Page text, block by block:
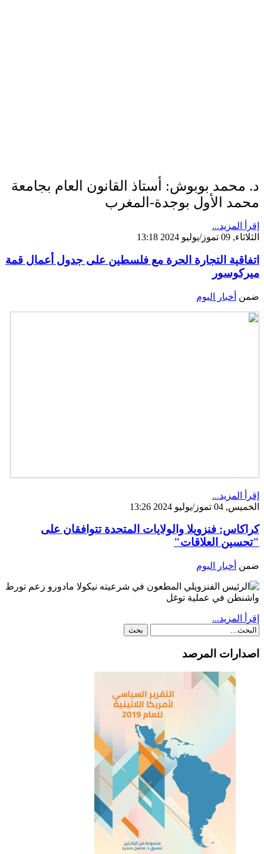
د. محمد بوبوش: أستاذ القانون العام بجامعة
محمد الأول بوجدة-المغرب
إقرأ المزيد...
الثلاثاء, 09 تموز/يوليو 2024 13:18
اتفاقية التجارة الحرة مع فلسطين على جدول أعمال قمة
ميركوسور
ضمن أخبار اليوم
إقرأ المزيد...
الخميس, 04 تموز/يوليو 2024 13:26
كراكاس: فنزويلا والولايات المتحدة تتوافقان على
"تحسين العلاقات"
ضمن أخبار اليوم
إقرأ المزيد...
اصدارات المرصد